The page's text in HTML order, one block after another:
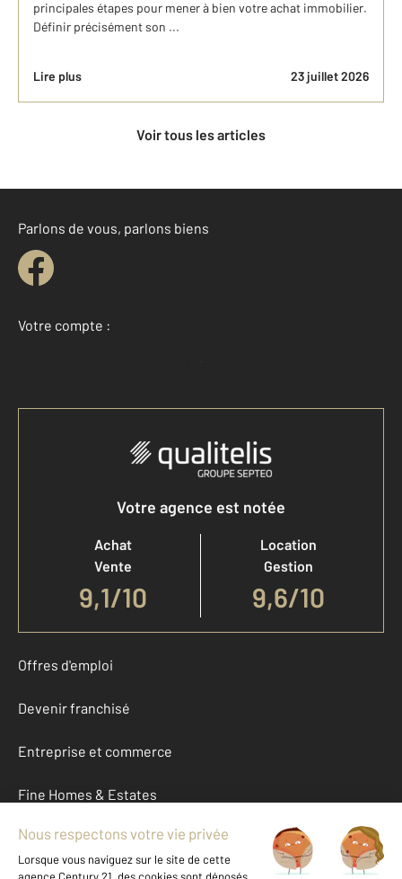
principales étapes pour mener à bien votre achat immobilier.
Définir précisément son ...
Lire plus 23 juillet 2026
Voir tous les articles
Parlons de vous, parlons biens
Votre compte :
Accéder à mon compte
Votre agence est notée
Achat
Vente
9,1/10
Location
Gestion
9,6/10
Offres d'emploi
Devenir franchisé
Entreprise et commerce
Fine Homes & Estates
À propos